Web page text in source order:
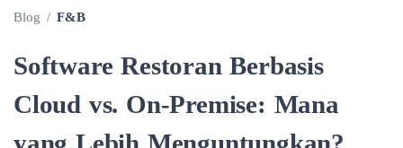
Blog / F&B
Software Restoran Berbasis
Cloud vs. On-Premise: Mana